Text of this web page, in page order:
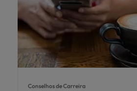
Conselhos de Carreira